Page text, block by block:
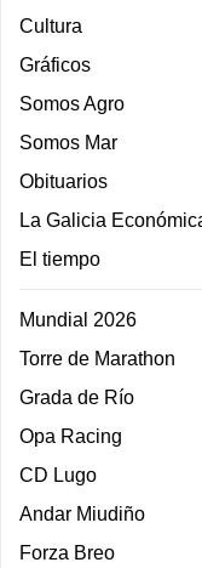
Cultura
Gráficos
Somos Agro
Somos Mar
Obituarios
La Galicia
El tiempo
Mundial 2026
Torre de Marathon
Grada de Río
Opa Racing
CD Lugo
Andar Miudiño
Forza Breo